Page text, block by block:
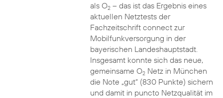
als O2– das ist das Ergebnis eines
aktuellen Netztests der
Fachzeitschrift connect zur
Mobilfunkversorgung in der
bayerischen Landeshauptstadt.
Insgesamt konnte sich das neue,
gemeinsame O2Netz in München
die Note „gut“ (830 Punkte) sichern
und damit in puncto Netzqualität im